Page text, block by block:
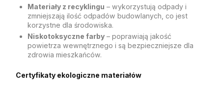
Materiały z recyklingu – wykorzystują odpady i
zmniejszają ilość odpadów budowlanych, co jest
korzystne dla środowiska.
Niskotoksyczne farby – poprawiają jakość
powietrza wewnętrznego i są bezpieczniejsze dla
zdrowia mieszkańców.
Certyfikaty ekologiczne materiałów